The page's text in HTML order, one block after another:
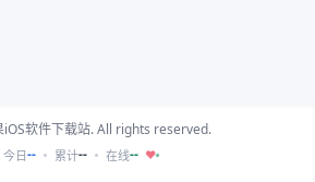
软件下载站. All rights reserved.
今日-- 累计-- 在线-- ♥